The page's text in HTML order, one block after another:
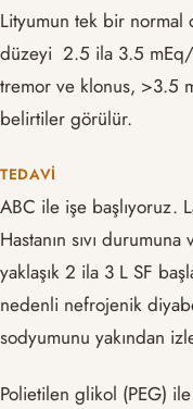
Lityumun tek bir normal
düzeyi 2.5 ila 3.5 mEq/
tremor ve klonus, >3.5
belirtiler görülür.
TEDAVI
ABC ile işe başlıyoruz.
Hastanın sıvı
yaklaşık 2 ila 3 L SF
nedenli nefrojenik
sodyumunu yakından
Polietilen glikol (PEG)